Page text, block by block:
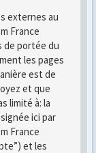
externes au
France
de portée du
les pages
est de
et que
limité à: la
ici par
France
et les